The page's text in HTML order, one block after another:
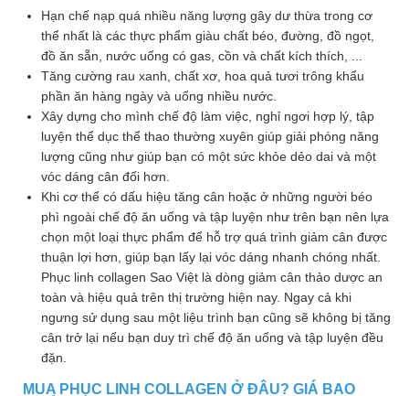
Hạn chế nạp quá nhiều năng lượng gây dư thừa trong cơ
thể nhất là các thực phẩm giàu chất béo, đường, đồ ngọt,
đồ ăn sẵn, nước uống có gas, cồn và chất kích thích, ...
Tăng cường rau xanh, chất xơ, hoa quả tươi trông khẩu
phần ăn hàng ngày và uống nhiều nước.
Xây dựng cho mình chế độ làm việc, nghỉ ngơi hợp lý, tập
luyện thể dục thể thao thường xuyên giúp giải phóng năng
lượng cũng như giúp bạn có một sức khỏe dẻo dai và một
vóc dáng cân đối hơn.
Khi cơ thể có dấu hiệu tăng cân hoặc ở những người béo
phì ngoài chế độ ăn uống và tập luyện như trên bạn nên lựa
chọn một loại thực phẩm để hỗ trợ quá trình giảm cân được
thuận lợi hơn, giúp bạn lấy lại vóc dáng nhanh chóng nhất.
Phục linh collagen Sao Việt là dòng giảm cân thảo dược an
toàn và hiệu quả trên thị trường hiện nay. Ngay cả khi
ngưng sử dụng sau một liệu trình bạn cũng sẽ không bị tăng
cân trở lại nếu bạn duy trì chế độ ăn uống và tập luyện đều
đặn.
MUA PHỤC LINH COLLAGEN Ở ĐÂU? GIÁ BAO